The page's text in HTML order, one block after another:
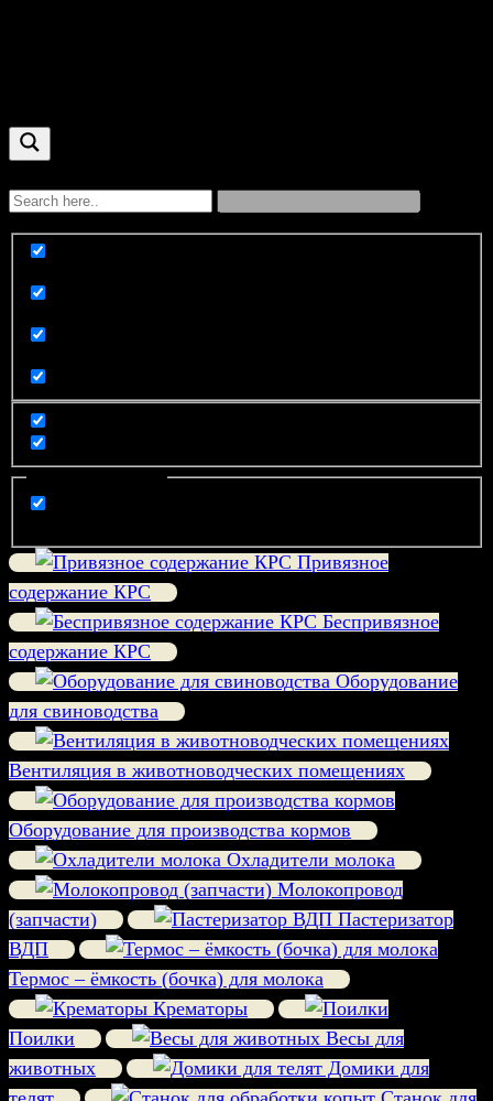
Привязное
содержание КРС
Беспривязное
содержание КРС
Оборудование
для свиноводства
Вентиляция в животноводческих помещениях
Оборудование для производства кормов
Охладители молока
Молокопровод
(запчасти)
Пастеризатор
ВДП
Термос – ёмкость (бочка) для молока
Крематоры
Поилки
Весы для
животных
Домики для